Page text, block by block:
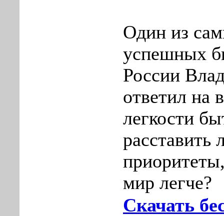
Один из
успешных
России
ответил на
легкости
расставить
мир легче?
Скачать